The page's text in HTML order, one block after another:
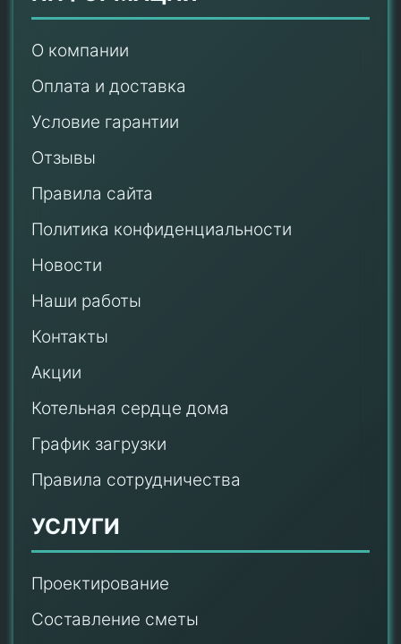
О компании
Оплата и доставка
Условие гарантии
Отзывы
Правила сайта
Политика конфиденциальности
Новости
Наши работы
Контакты
Акции
Котельная сердце дома
График загрузки
Правила сотрудничества
УСЛУГИ
Проектирование
Составление сметы